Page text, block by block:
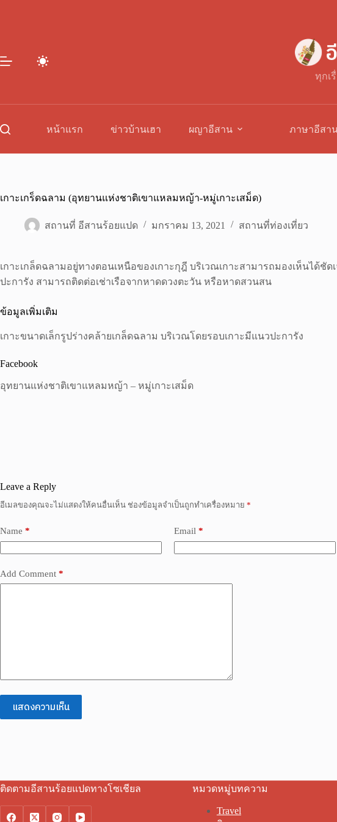
ทุกเ
หน้าแรก ข่าวบ้านเฮา ผญาอีสาน ภาษาอีสา
เกาะเกร็ดฉลาม (อุทยานแห่งชาติเขาแหลมหญ้า-หมู่เกาะเสม็ด)
สถานที่ อีสานร้อยแปด มกราคม 13, 2021 สถานที่ท่องเที่ยว
เกาะเกล็ดฉลามอยู่ทางตอนเหนือของเกาะกุฎี บริเวณเกาะสามารถมองเห็นได้
ปะการัง สามารถติดต่อเช่าเรือจากหาดดวงตะวัน หรือหาดสวนสน
ข้อมูลเพิ่มเติม
เกาะขนาดเล็กรูปร่างคล้ายเกล็ดฉลาม บริเวณโดยรอบเกาะมีแนวปะการัง
Facebook
อุทยานแห่งชาติเขาแหลมหญ้า – หมู่เกาะเสม็ด
Leave a Reply
อีเมลของคุณจะไม่แสดงให้คนอื่นเห็น ช่องข้อมูลจำเป็นถูกทำเครื่องหมาย *
Name * Email *
Add Comment *
แสดงความเห็น
ติดตามอีสานร้อยแปดทางโซเชียล หมวดหมู่บทความ
Travel